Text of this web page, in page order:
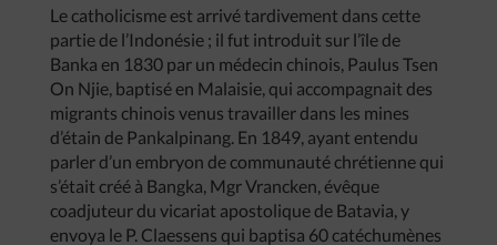
Le catholicisme est arrivé tardivement dans cette
partie de l’Indonésie ; il fut introduit sur l’île de
Banka en 1830 par un médecin chinois, Paulus Tsen
On Njie, baptisé en Malaisie, qui accompagnait des
migrants chinois venus travailler dans les mines
d’étain de Pankalpinang. En 1849, ayant entendu
parler d’un embryon de communauté chrétienne qui
s’était créé à Bangka, Mgr Vrancken, évêque
coadjuteur du vicariat apostolique de Batavia, y
envoya le P. Claessens qui baptisa 60 catéchumènes